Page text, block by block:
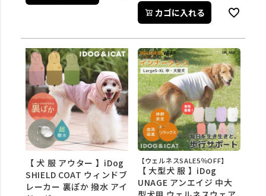
カゴに入れる
【 犬 服 アウター 】iDog
SHIELD COAT ウィンドブ
レーカー 裏ぽか 撥水 アイ
【ウェルネスSALE5％OFF】
【 大型犬 服 】iDog
UNAGE アンエイジ 中大